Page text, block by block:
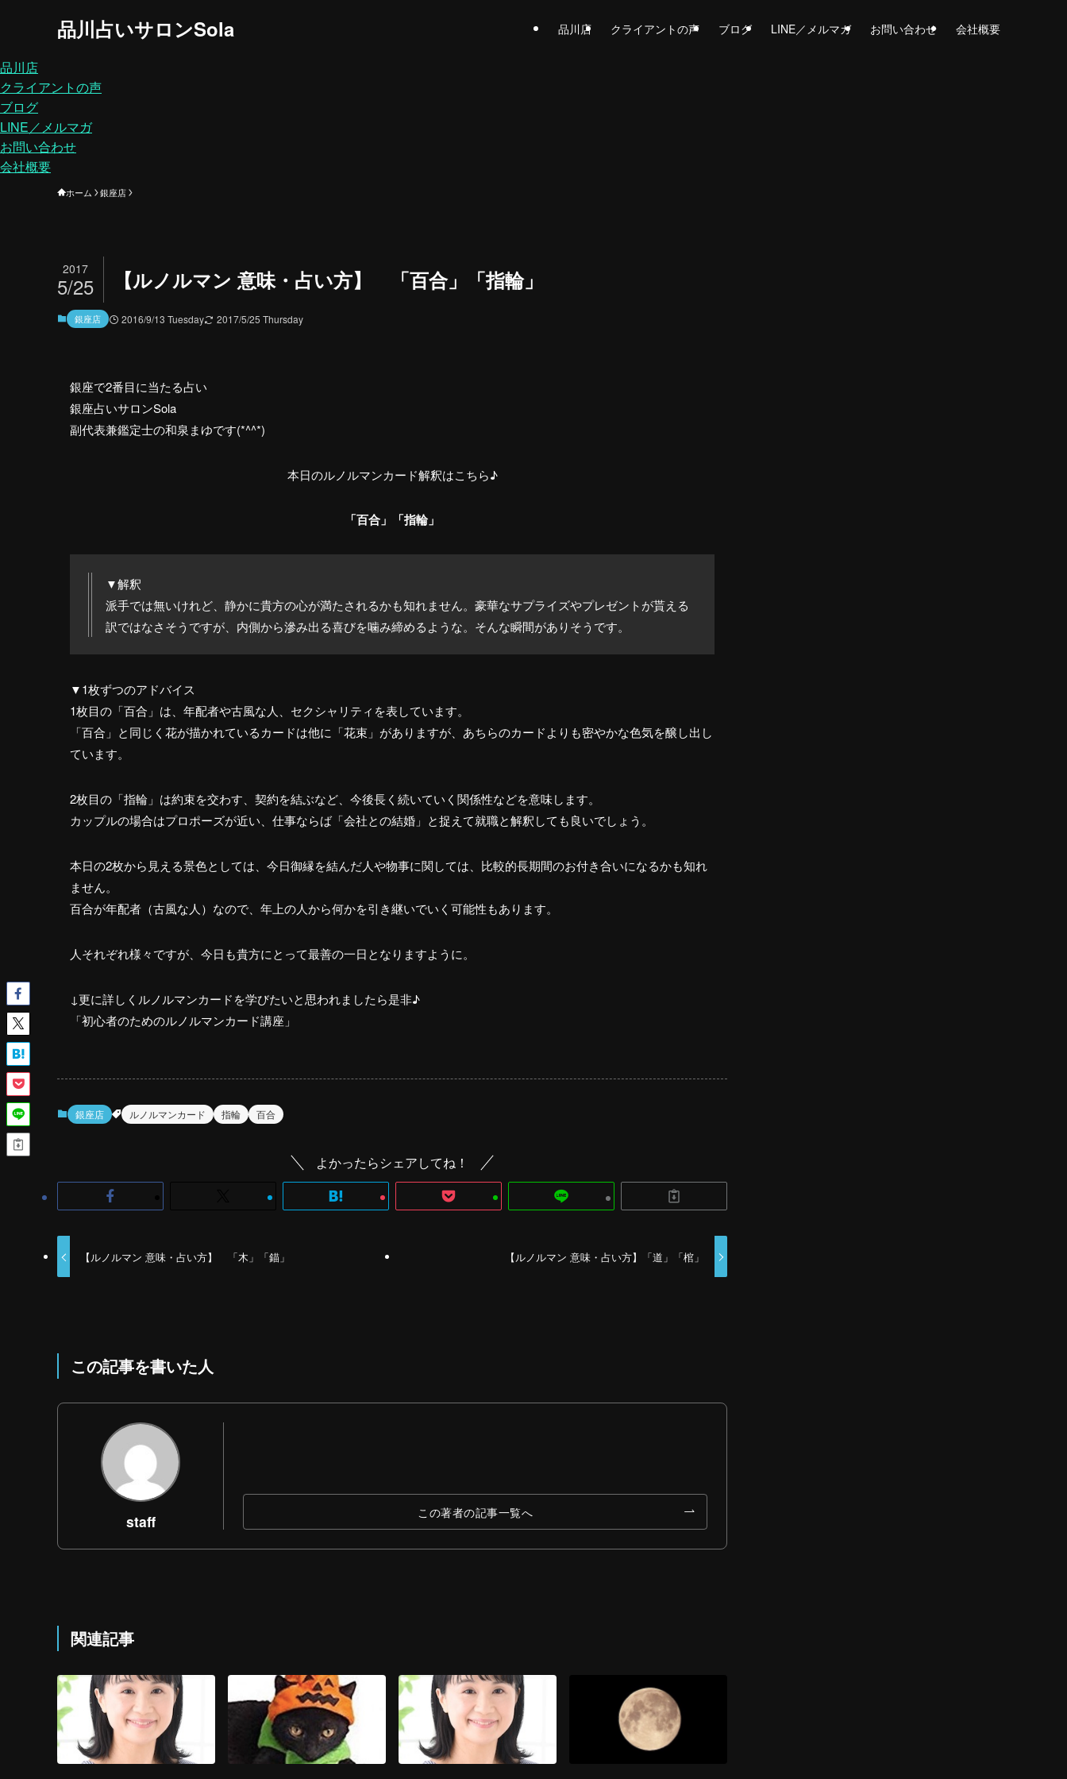
品川占いサロンSola 品川店 クライアントの声 ブログ LINE／メルマガ お問い合わせ 会社概要
品川店
クライアントの声
ブログ
LINE／メルマガ
お問い合わせ
会社概要
ホーム 銀座店
【ルノルマン 意味・占い方】 「百合」「指輪」
2017
5/25
銀座店 2016/9/13 Tuesday 2017/5/25 Thursday
銀座で2番目に当たる占い
銀座占いサロンSola
副代表兼鑑定士の和泉まゆです(*^^*)
本日のルノルマンカード解釈はこちら♪
「百合」「指輪」
▼解釈
派手では無いけれど、静かに貴方の心が満たされるかも知れません。豪華なサプライズやプレゼントが貰える
訳ではなさそうですが、内側から滲み出る喜びを噛み締めるような。そんな瞬間がありそうです。
▼1枚ずつのアドバイス
1枚目の「百合」は、年配者や古風な人、セクシャリティを表しています。
「百合」と同じく花が描かれているカードは他に「花束」がありますが、あちらのカードよりも密やかな色気を醸し出し
ています。
2枚目の「指輪」は約束を交わす、契約を結ぶなど、今後長く続いていく関係性などを意味します。
カップルの場合はプロポーズが近い、仕事ならば「会社との結婚」と捉えて就職と解釈しても良いでしょう。
本日の2枚から見える景色としては、今日御縁を結んだ人や物事に関しては、比較的長期間のお付き合いになるかも知れ
ません。
百合が年配者（古風な人）なので、年上の人から何かを引き継いでいく可能性もあります。
人それぞれ様々ですが、今日も貴方にとって最善の一日となりますように。
↓更に詳しくルノルマンカードを学びたいと思われましたら是非♪
「初心者のためのルノルマンカード講座」
銀座店 ルノルマンカード 指輪 百合
よかったらシェアしてね！
【ルノルマン 意味・占い方】 「木」「錨」 【ルノルマン 意味・占い方】「道」「棺」
この記事を書いた人
staff この著者の記事一覧へ
関連記事